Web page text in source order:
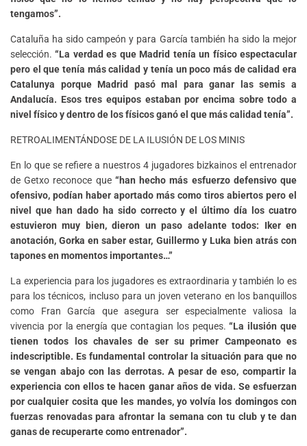
tengamos”.
Cataluña ha sido campeón y para García también ha sido la mejor
selección.“La verdad es que Madrid tenía un físico espectacular
pero el que tenía más calidad y tenía un poco más de calidad era
Catalunya porque Madrid pasó mal para ganar las semis a
Andalucía. Esos tres equipos estaban por encima sobre todo a
nivel físico y dentro de los físicos ganó el que más calidad tenía”.
RETROALIMENTÁNDOSE DE LA ILUSIÓN DE LOS MINIS
En lo que se refiere a nuestros 4 jugadores bizkainos el entrenador
de Getxo reconoce que “han hecho más esfuerzo defensivo que
ofensivo, podían haber aportado más como tiros abiertos pero el
nivel que han dado ha sido correcto y el último día los cuatro
estuvieron muy bien, dieron un paso adelante todos: Iker en
anotación, Gorka en saber estar, Guillermo y Luka bien atrás con
tapones en momentos importantes…”
La experiencia para los jugadores es extraordinaria y también lo es
para los técnicos, incluso para un joven veterano en los banquillos
como Fran García que asegura ser especialmente valiosa la
vivencia por la energía que contagian los peques.“La ilusión que
tienen todos los chavales de ser su primer Campeonato es
indescriptible. Es fundamental controlar la situación para que no
se vengan abajo con las derrotas. A pesar de eso, compartir la
experiencia con ellos te hacen ganar años de vida. Se esfuerzan
por cualquier cosita que les mandes, yo volvía los domingos con
fuerzas renovadas para afrontar la semana con tu club y te dan
ganas de recuperarte como entrenador”.